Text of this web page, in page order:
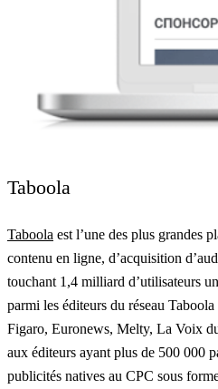
Taboola
Taboola est l’une des plus grandes
contenu en ligne, d’acquisition
touchant 1,4 milliard d’utilisateurs
parmi les éditeurs du réseau
Figaro, Euronews, Melty, La Voix
aux éditeurs ayant plus de 500 000
publicités natives au CPC sous